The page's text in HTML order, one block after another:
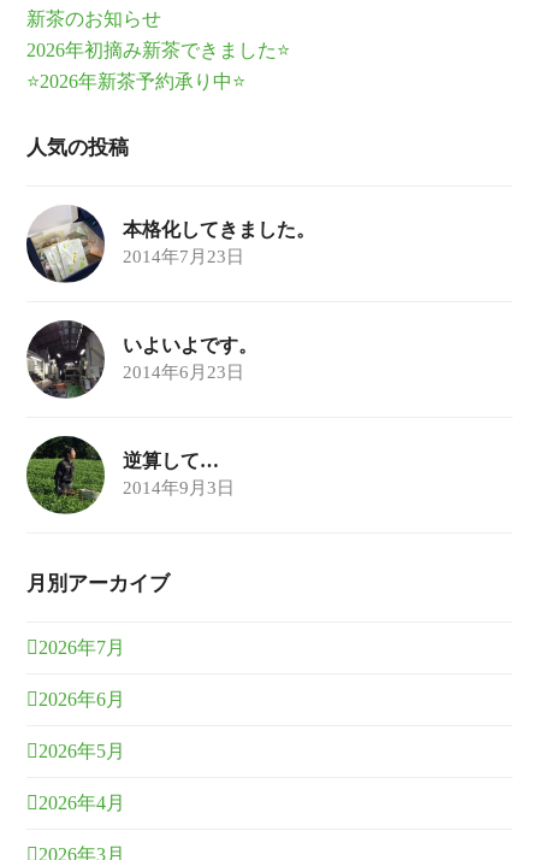
新茶のお知らせ
2026年初摘み新茶できました⭐
⭐2026年新茶予約承り中⭐
人気の投稿
本格化してきました。
2014年7月23日
いよいよです。
2014年6月23日
逆算して…
2014年9月3日
月別アーカイブ
2026年7月
2026年6月
2026年5月
2026年4月
2026年3月